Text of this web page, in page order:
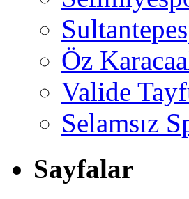
Öz
Valide
Selamsız
Sayfalar